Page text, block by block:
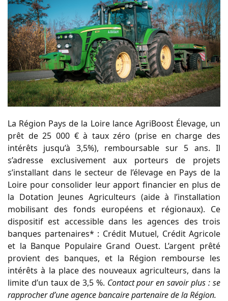
La Région Pays de la Loire lance AgriBoost Élevage, un
prêt de 25 000 € à taux zéro (prise en charge des
intérêts jusqu’à 3,5%), remboursable sur 5 ans. Il
s’adresse exclusivement aux porteurs de projets
s’installant dans le secteur de l’élevage en Pays de la
Loire pour consolider leur apport financier en plus de
la Dotation Jeunes Agriculteurs (aide à l’installation
mobilisant des fonds européens et régionaux). Ce
dispositif est accessible dans les agences des trois
banques partenaires* : Crédit Mutuel, Crédit Agricole
et la Banque Populaire Grand Ouest. L’argent prêté
provient des banques, et la Région rembourse les
intérêts à la place des nouveaux agriculteurs, dans la
limite d’un taux de 3,5 %. Contact pour en savoir plus : se
rapprocher d’une agence bancaire partenaire de la Région.